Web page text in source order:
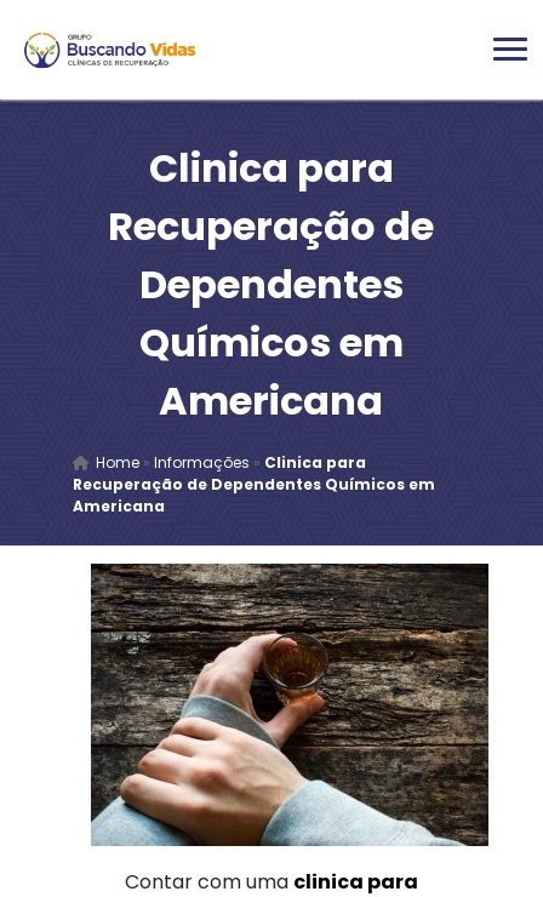
Clinica para
Recuperação de
Dependentes
Químicos em
Americana
Home» Informações » Clinica para
Recuperação de Dependentes Químicos em
Americana
Contar com uma clinica para